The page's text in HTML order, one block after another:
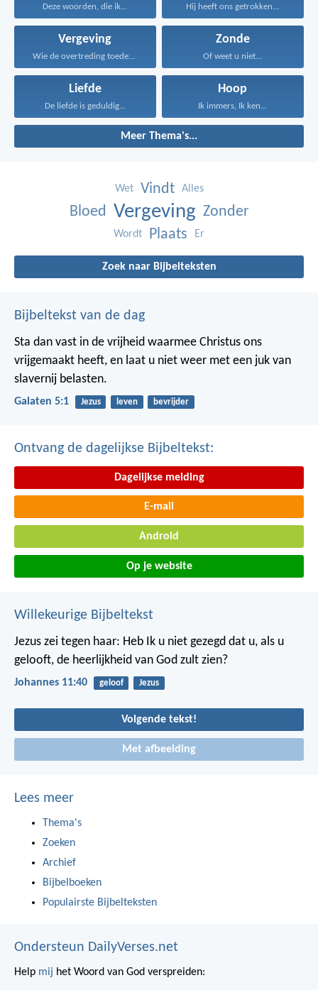
Deze woorden, die ik... Hij heeft ons getrokken...
Vergeving
Wie de overtreding toedekt...
Zonde
Of weet u niet...
Liefde
De liefde is geduldig...
Hoop
Ik immers, Ik ken...
Meer Thema's...
Wet Vindt Alles
Bloed Vergeving Zonder
Wordt Plaats Er
Zoek naar Bijbelteksten
Bijbeltekst van de dag
Sta dan vast in de vrijheid waarmee Christus ons
vrijgemaakt heeft, en laat u niet weer met een juk van
slavernij belasten.
Galaten 5:1 Jezus leven bevrijder
Ontvang de dagelijkse Bijbeltekst:
Dagelijkse melding
E-mail
Android
Op je website
Willekeurige Bijbeltekst
Jezus zei tegen haar: Heb Ik u niet gezegd dat u, als u
gelooft, de heerlijkheid van God zult zien?
Johannes 11:40 geloof Jezus
Volgende tekst!
Met afbeelding
Lees meer
Thema's
Zoeken
Archief
Bijbelboeken
Populairste Bijbelteksten
Ondersteun DailyVerses.net
Help mij het Woord van God verspreiden: